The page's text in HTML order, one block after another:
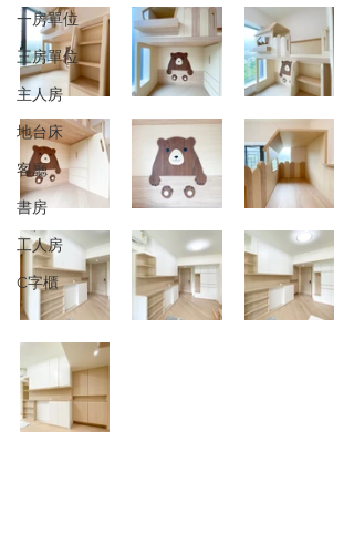
一房單位
三房單位
主人房
地台床
客廳
書房
工人房
C字櫃